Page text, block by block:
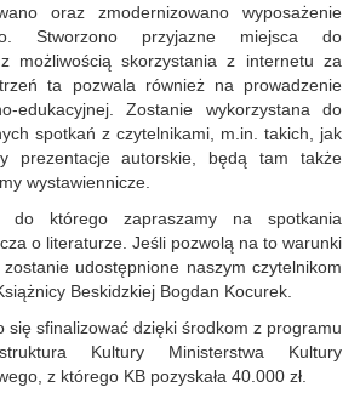
oraz zmodernizowano wyposażenie
Stworzono przyjazne miejsca do
możliwością skorzystania z internetu za
ta pozwala również na prowadzenie
edukacyjnej. Zostanie wykorzystana do
spotkań z czytelnikami, m.in. takich, jak
prezentacje autorskie, będą tam także
wystawiennicze.
którego zapraszamy na spotkania
o literaturze. Jeśli pozwolą na to warunki
udostępnione naszym czytelnikom
Beskidzkiej Bogdan Kocurek.
się sfinalizować dzięki środkom z programu
Kultury Ministerstwa Kultury
z którego KB pozyskała 40.000 zł.